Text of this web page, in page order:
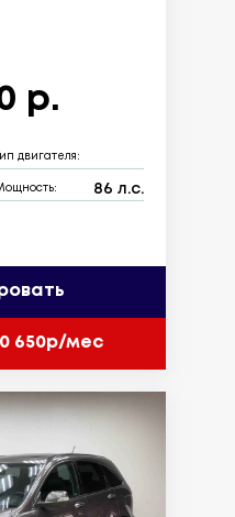
р.
Тип двигателя:
86 л.с.
650р/мес